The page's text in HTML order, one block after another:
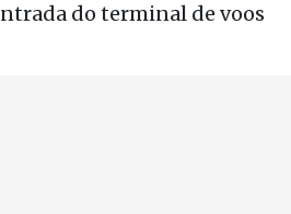
do terminal de voos